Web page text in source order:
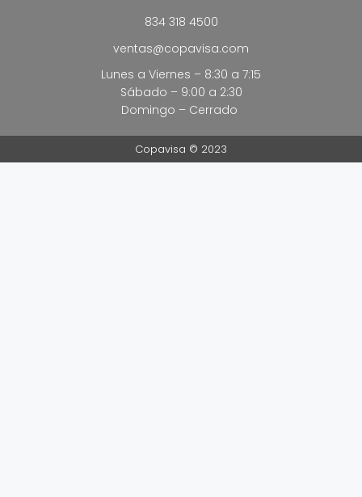
834 318 4500
ventas@copavisa.com
Lunes a Viernes – 8:30 a 7:15
Sábado – 9:00 a 2:30
Domingo – Cerrado
Copavisa © 2023